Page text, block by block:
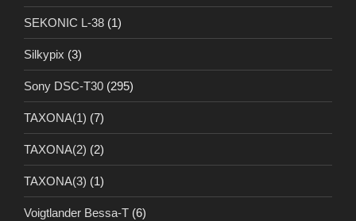
SEKONIC L-38 (1)
Silkypix (3)
Sony DSC-T30 (295)
TAXONA(1) (7)
TAXONA(2) (2)
TAXONA(3) (1)
Voigtlander Bessa-T (6)